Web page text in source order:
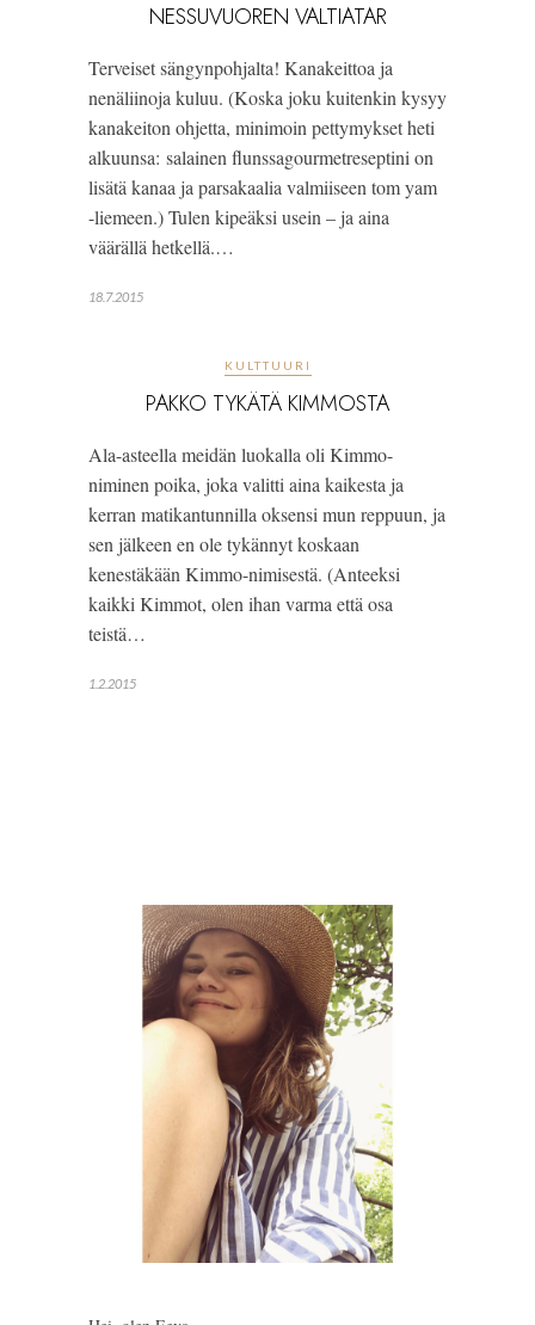
NESSUVUOREN VALTIATAR
Terveiset sängynpohjalta! Kanakeittoa ja
nenäliinoja kuluu. (Koska joku kuitenkin kysyy
kanakeiton ohjetta, minimoin pettymykset heti
alkuunsa: salainen flunssagourmetreseptini on
lisätä kanaa ja parsakaalia valmiiseen tom yam
-liemeen.) Tulen kipeäksi usein – ja aina
väärällä hetkellä.…
18.7.2015
KULTTUURI
PAKKO TYKÄTÄ KIMMOSTA
Ala-asteella meidän luokalla oli Kimmo-
niminen poika, joka valitti aina kaikesta ja
kerran matikantunnilla oksensi mun reppuun, ja
sen jälkeen en ole tykännyt koskaan
kenestäkään Kimmo-nimisestä. (Anteeksi
kaikki Kimmot, olen ihan varma että osa
teistä…
1.2.2015